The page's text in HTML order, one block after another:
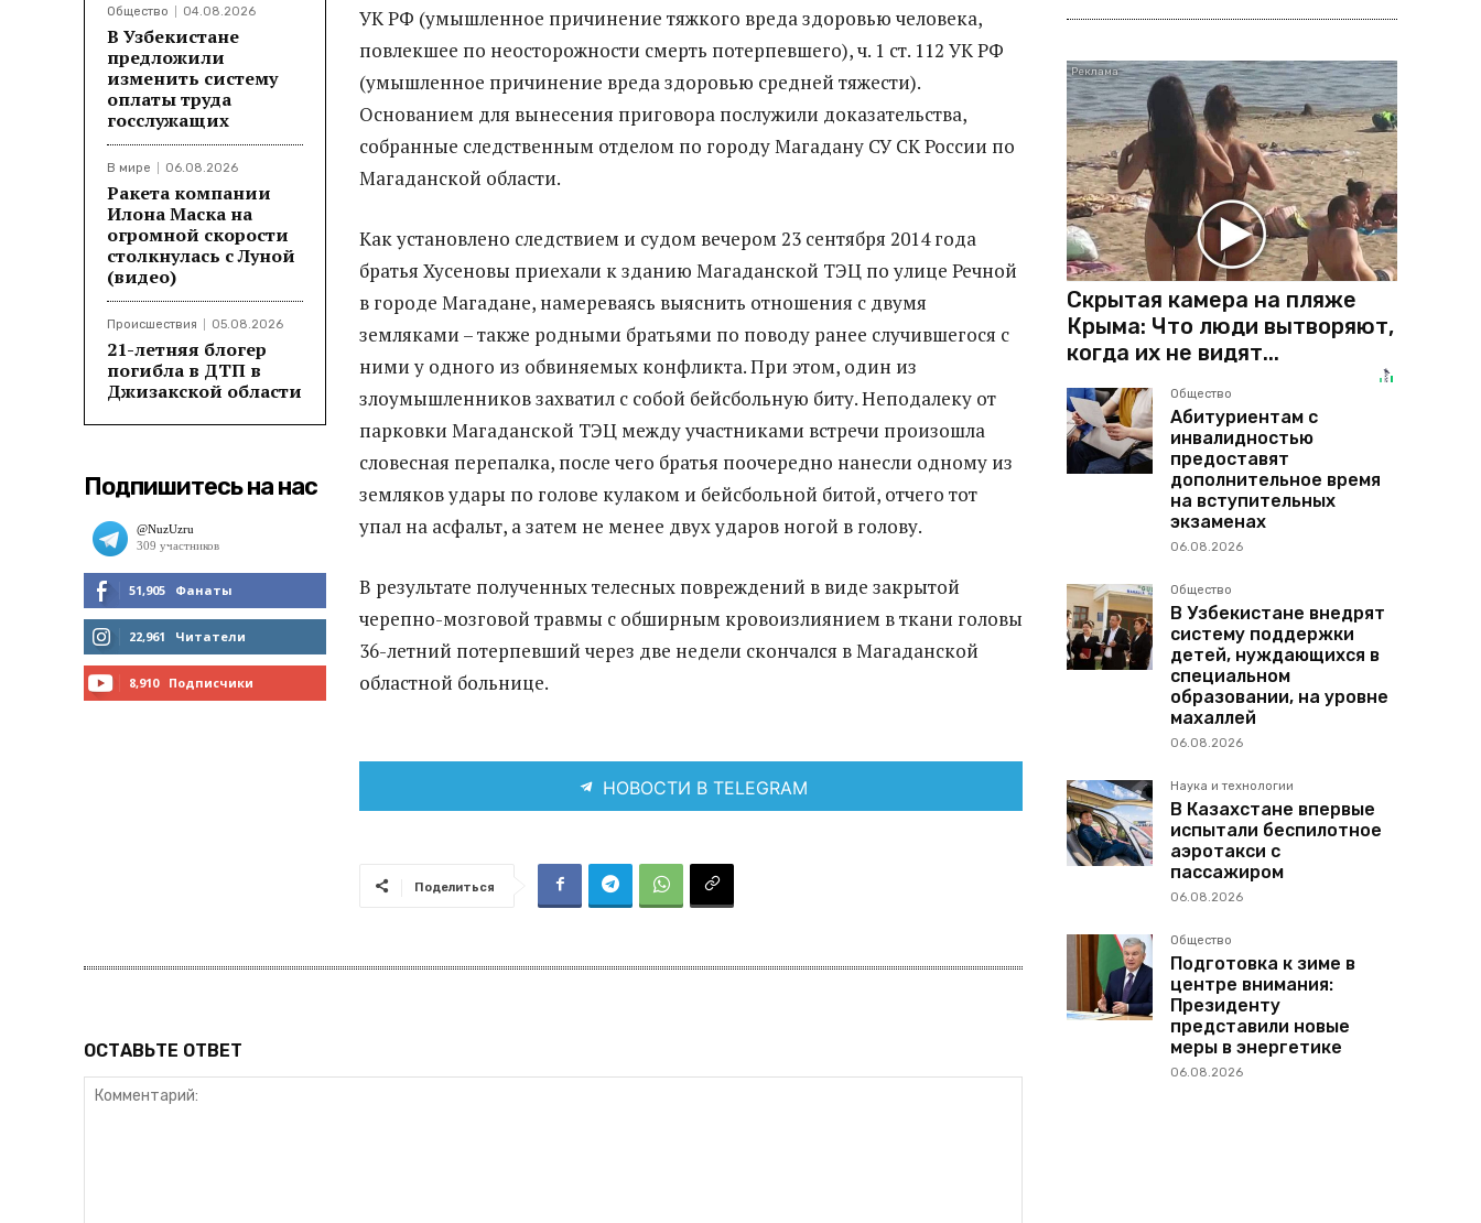
Общество 04.08.2026
В Узбекистане
предложили
изменить систему
оплаты труда
госслужащих
В мире 06.08.2026
Ракета компании
Илона Маска на
огромной скорости
столкнулась с Луной
(видео)
Происшествия 05.08.2026
21-летняя блогер
погибла в ДТП в
Джизакской области
Подпишитесь на нас
51,905 Фанаты
МНЕ НРАВИТСЯ
22,961 Читатели
8,910 Подписчики
УК РФ (умышленное причинение тяжкого вреда здоровью человека,
повлекшее по неосторожности смерть потерпевшего), ч. 1 ст. 112 УК РФ
(умышленное причинение вреда здоровью средней тяжести).
Основанием для вынесения приговора послужили доказательства,
собранные следственным отделом по городу Магадану СУ СК России по
Магаданской области.
Как установлено следствием и судом вечером 23 сентября 2014 года
братья Хусеновы приехали к зданию Магаданской ТЭЦ по улице Речной
в городе Магадане, намереваясь выяснить отношения с двумя
земляками – также родными братьями по поводу ранее случившегося с
ними у одного из обвиняемых конфликта. При этом, один из
злоумышленников захватил с собой бейсбольную биту. Неподалеку от
парковки Магаданской ТЭЦ между участниками встречи произошла
словесная перепалка, после чего братья поочередно нанесли одному из
земляков удары по голове кулаком и бейсбольной битой, отчего тот
упал на асфальт, а затем не менее двух ударов ногой в голову.
В результате полученных телесных повреждений в виде закрытой
черепно-мозговой травмы с обширным кровоизлиянием в ткани головы
36-летний потерпевший через две недели скончался в Магаданской
областной больнице.
НОВОСТИ В TELEGRAM
Поделиться
ОСТАВЬТЕ ОТВЕТ
Скрытая камера на пляже
Крыма: Что люди вытворяют,
когда их не видят...
Общество
Абитуриентам с
инвалидностью
предоставят
дополнительное время
на вступительных
экзаменах
06.08.2026
Общество
В Узбекистане внедрят
систему поддержки
детей, нуждающихся в
специальном
образовании, на уровне
махаллей
06.08.2026
Наука и технологии
В Казахстане впервые
испытали беспилотное
аэротакси с
пассажиром
06.08.2026
Общество
Подготовка к зиме в
центре внимания:
Президенту
представили новые
меры в энергетике
06.08.2026